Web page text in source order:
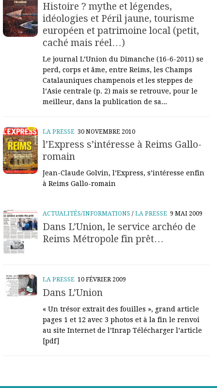
Histoire ? mythe et légendes,
idéologies et Péril jaune, tourisme
européen et patrimoine local (petit,
caché mais réel…)
Le journal L’Union du Dimanche (16-6-2011) se
perd, corps et âme, entre Reims, les Champs
Catalauniques champenois et les steppes de
l’Asie centrale (p. 2) mais se retrouve, pour le
meilleur, dans la publication de sa...
LA PRESSE 30 NOVEMBRE 2010
l’Express s’intéresse à Reims Gallo-
romain
Jean-Claude Golvin, l’Express, s’intéresse enfin
à Reims Gallo-romain
ACTUALITÉS/INFORMATIONS /LA PRESSE 9 MAI 2009
Dans L’Union, le service archéo de
Reims Métropole fin prêt…
LA PRESSE 10 FÉVRIER 2009
Dans L’Union
« Un trésor extrait des fouilles », grand article
pages 1 et 12 avec 3 photos et à la fin le renvoi
au site Internet de l’Inrap Télécharger l’article
[pdf]